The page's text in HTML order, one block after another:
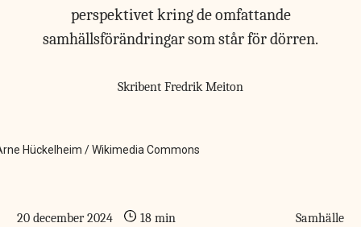
perspektivet kring de omfattande
samhällsförändringar som står för dörren.
Skribent Fredrik Meiton
Hückelheim / Wikimedia Commons
20 december 2024 18 min Samhälle